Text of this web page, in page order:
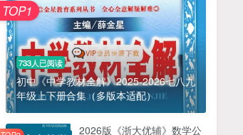
733人已阅读
初中《中学教材全解》2025-2026七八九
年级上下册合集（多版本适配）
TOP1
2026版《浙大优辅》数学公